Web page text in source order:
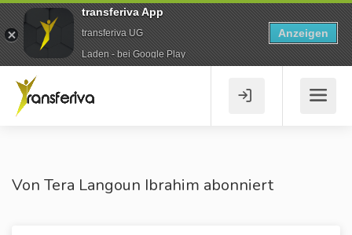
Von Tera Langoun Ibrahim abonniert
transferiva App
transferiva UG
Laden - bei Google Play
Anzeigen